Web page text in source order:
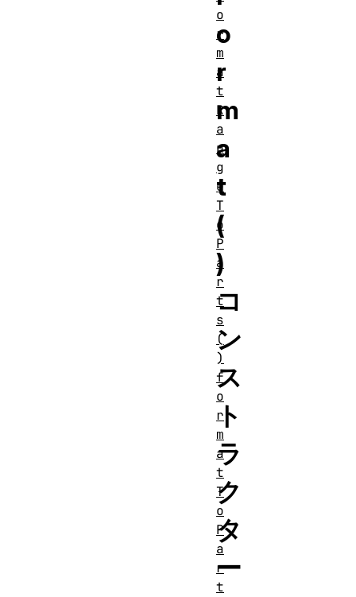
o
r
m
a
t
(
)
コ
ン
ス
ト
ラ
ク
タ
ー
o
r
m
a
t
R
a
n
g
e
T
o
P
a
r
t
s
(
)
f
o
r
m
a
t
T
o
P
a
r
t